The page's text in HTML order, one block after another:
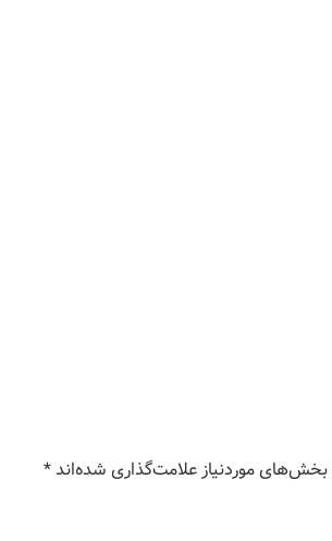
بخش‌های موردنیاز علامت‌گذاری شده‌اند*